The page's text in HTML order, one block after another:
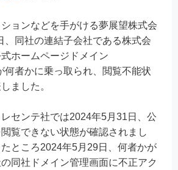
ョンなどを手がける夢展望株式会
、同社の連結子会社である株式会
ホームページドメイン
何者かに乗っ取られ、閲覧不能状
ました。
センテ社では2024年5月31日、公
覧できない状態が確認されまし
ところ2024年5月29日、何者かが
同社ドメイン管理画面に不正アク